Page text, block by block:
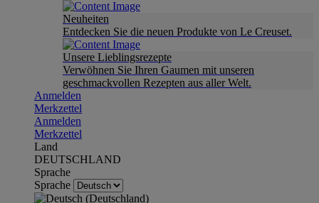
Neuheiten
Entdecken Sie die neuen Produkte von Le Creuset.
Unsere Lieblingsrezepte
Verwöhnen Sie Ihren Gaumen mit unseren
geschmackvollen Rezepten aus aller Welt.
Anmelden
Merkzettel
Anmelden
Merkzettel
Land
DEUTSCHLAND
Sprache
Sprache